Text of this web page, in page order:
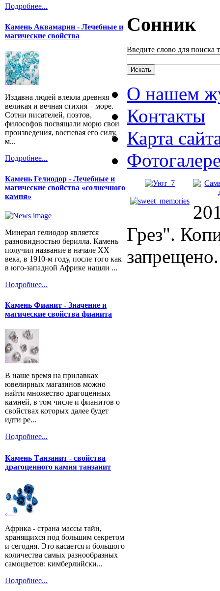
Подробнее...
Камень Аквамарин - Лечебные и
магические свойства
Издавна людей влекла древняя
великая и вечная стихия – море.
Сотни писателей, поэтов,
философов посвящали морю свои
произведения, воспевая его силу,
м...
Подробнее...
Камень Гелиодор - Лечебные и
магические свойства «солнечного
камня»
Минерал гелиодор является
разновидностью берилла. Камень
получил название в начале XX
века, в 1910-м году, после того как
в юго-западной Африке нашли ...
Подробнее...
Камень Фианит - Значение и
магические свойства фианита
В наше время на прилавках
ювелирных магазинов можно
найти множество драгоценных
камней, в том числе и фианитов о
свойствах которых далее будет
идти ре...
Подробнее...
Камень Танзанит - свойства
драгоценного камня танзанит
Африка - страна массы тайн,
хранящихся под большим секретом
и сегодня. Это касается и большого
количества самых разнообразных
самоцветов: кимберлийски...
Подробнее...
Сонник
Введите слово для поиска
О нашем
Контакты
Карта
Грез".
запрещено.